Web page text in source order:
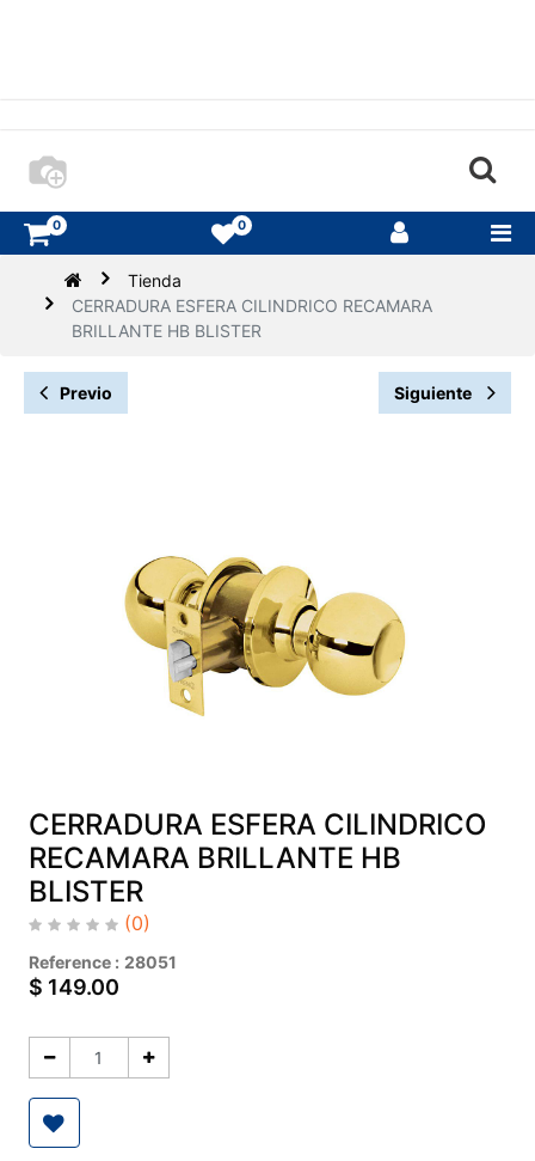
0 0
Tienda
CERRADURA ESFERA CILINDRICO RECAMARA
BRILLANTE HB BLISTER
Previo Siguiente
CERRADURA ESFERA CILINDRICO
RECAMARA BRILLANTE HB
BLISTER
(0)
Reference : 28051
$ 149.00